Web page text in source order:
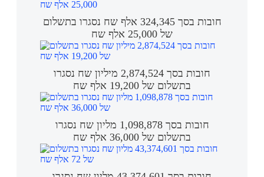
חובות בסך 324,345 אלף שח נסגרו בתשלום
של 25,000 אלף שח
חובות בסך 2,874,524 מיליון שח נסגרו
בתשלום של 19,200 אלף שח
חובות בסך 1,098,878 מליון שח נסגרו
בתשלום של 36,000 אלף שח